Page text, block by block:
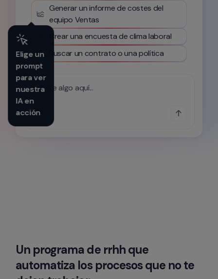
Elige un
prompt
para ver
nuestra
IA en
acción
Generar un informe de costes del
equipo Ventas
Crear una encuesta de clima laboral
Buscar un contrato o una política
Escribe algo aquí...
Un programa de rrhh que
automatiza los procesos que no te